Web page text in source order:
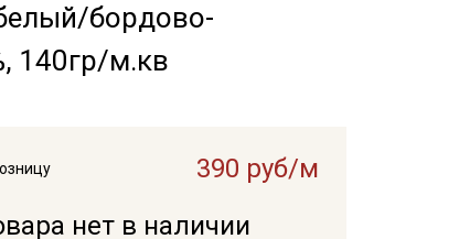
бордово-
140гр/м.кв
390 руб/м
нет в наличии